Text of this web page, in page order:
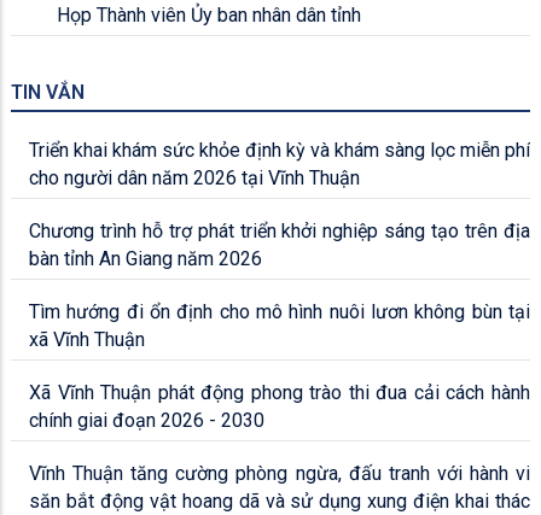
Họp Thành viên Ủy ban nhân dân tỉnh
TIN VẮN
Triển khai khám sức khỏe định kỳ và khám sàng lọc miễn phí
cho người dân năm 2026 tại Vĩnh Thuận
Chương trình hỗ trợ phát triển khởi nghiệp sáng tạo trên địa
bàn tỉnh An Giang năm 2026
Tìm hướng đi ổn định cho mô hình nuôi lươn không bùn tại
xã Vĩnh Thuận
Xã Vĩnh Thuận phát động phong trào thi đua cải cách hành
chính giai đoạn 2026 - 2030
Vĩnh Thuận tăng cường phòng ngừa, đấu tranh với hành vi
săn bắt động vật hoang dã và sử dụng xung điện khai thác